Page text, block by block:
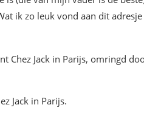
ik zo leuk vond aan dit